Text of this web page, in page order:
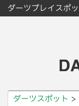
ダーツプレイスポ
ダーツスポット